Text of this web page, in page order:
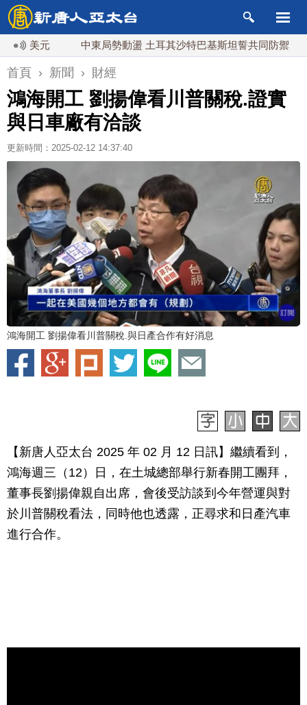
元 中東局勢動盪 土耳其沙特巴基斯坦誓共同防禦 漢
首頁 › 新聞 › 財經
鴻海開工 劉揚偉看川普關稅.證實
與日車廠有洽談
更新時間：2025-02-12 14:37:40
鴻海開工 劉揚偉看川普關稅.與日產合作有好消息
【新唐人亞太台 2025 年 02 月 12 日訊】繼續看到，
鴻海週三（12）日，在土城總部舉行新春開工團拜，
董事長劉揚偉親自出席，會後受訪談到今年營運與對
於川普關稅看法，同時他也透露，正尋求和日產汽車
進行合作。